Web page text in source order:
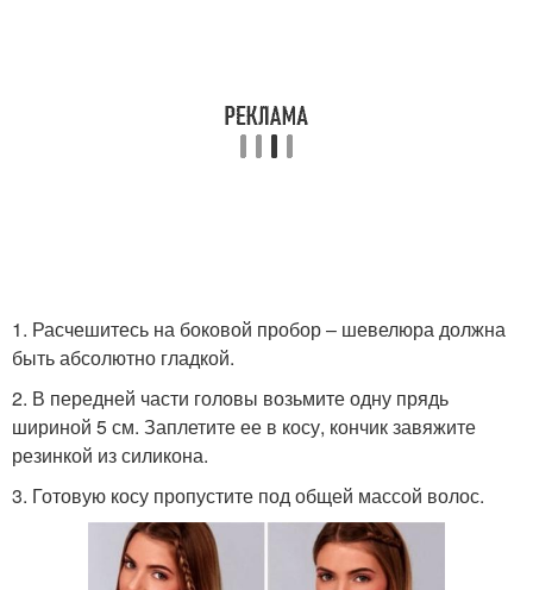
1. Расчешитесь на боковой пробор – шевелюра должна
быть абсолютно гладкой.
2. В передней части головы возьмите одну прядь
шириной 5 см. Заплетите ее в косу, кончик завяжите
резинкой из силикона.
3. Готовую косу пропустите под общей массой волос.